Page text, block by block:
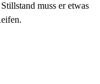
muss er etwas